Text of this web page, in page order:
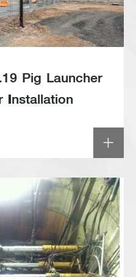
Pig Launcher
Installation